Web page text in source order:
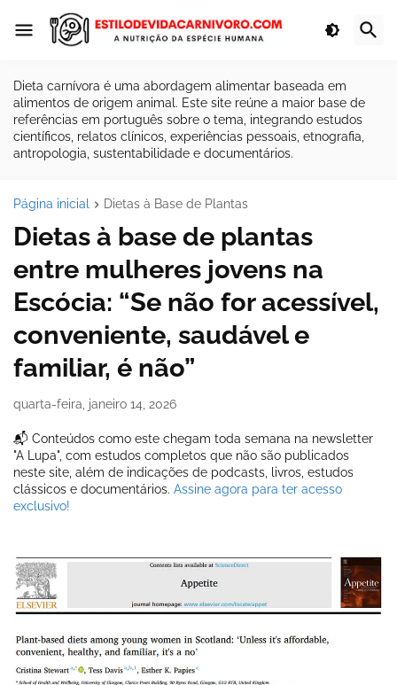
Dieta carnívora é uma abordagem alimentar baseada em
alimentos de origem animal. Este site reúne a maior base de
referências em português sobre o tema, integrando estudos
científicos, relatos clínicos, experiências pessoais, etnografia,
antropologia, sustentabilidade e documentários.
Página inicial Dietas à Base de Plantas
Dietas à base de plantas
entre mulheres jovens na
Escócia: “Se não for acessível,
conveniente, saudável e
familiar, é não”
quarta-feira, janeiro 14, 2026
📬 Conteúdos como este chegam toda semana na newsletter
"A Lupa", com estudos completos que não são publicados
neste site, além de indicações de podcasts, livros, estudos
clássicos e documentários. Assine agora para ter acesso
exclusivo!